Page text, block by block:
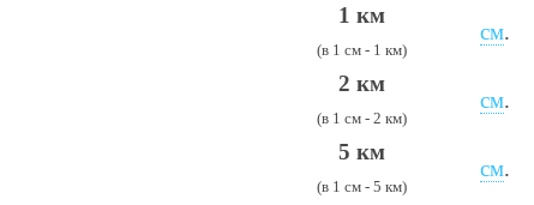
1 км
(в 1 см - 1 км)
см.
2 км
(в 1 см - 2 км)
см.
5 км
(в 1 см - 5 км)
см.